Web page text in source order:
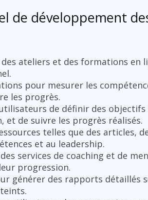
de développement
ateliers et des formations en
pour mesurer les
les progrès.
de définir des
et de suivre les progrès réalisés.
telles que des articles,
et au leadership.
des services de coaching et de
progression.
générer des rapports détaillés